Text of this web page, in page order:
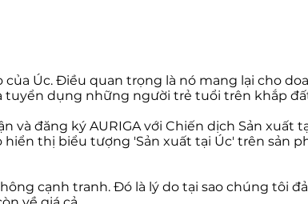
Úc. Điều quan trọng là nó mang lại cho
tuyển dụng những người trẻ tuổi trên khắp
và đăng ký AURIGA với Chiến dịch Sản xuất
thị biểu tượng 'Sản xuất tại Úc' trên sản
cạnh tranh. Đó là lý do tại sao chúng tôi